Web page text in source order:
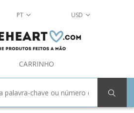
PT USD
CARRINHO